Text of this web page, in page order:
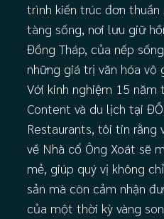
trình kiến trúc đơn
tàng sống, nơi lưu giữ
Đồng Tháp, của nếp
những giá trị văn hóa vô
Với kinh nghiệm 15 năm
Content và du lịch tại
Restaurants, tôi tin rằng
về Nhà cổ Ông Xoát sẽ
mẻ, giúp quý vị không
sản mà còn cảm nhận
của một thời kỳ vàng